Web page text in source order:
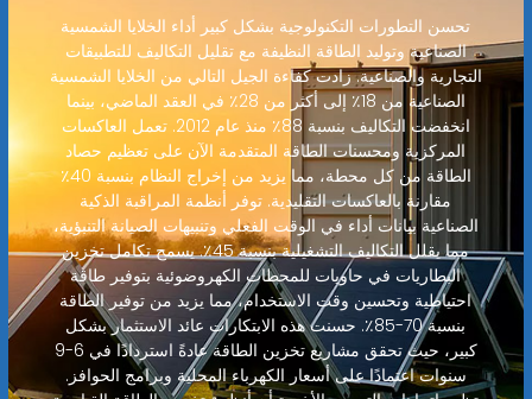
تحسن التطورات التكنولوجية بشكل كبير أداء الخلايا الشمسية
الصناعية وتوليد الطاقة النظيفة مع تقليل التكاليف للتطبيقات
التجارية والصناعية. زادت كفاءة الجيل التالي من الخلايا الشمسية
الصناعية من 18٪ إلى أكثر من 28٪ في العقد الماضي، بينما
انخفضت التكاليف بنسبة 88٪ منذ عام 2012. تعمل العاكسات
المركزية ومحسنات الطاقة المتقدمة الآن على تعظيم حصاد
الطاقة من كل محطة، مما يزيد من إخراج النظام بنسبة 40٪
مقارنة بالعاكسات التقليدية. توفر أنظمة المراقبة الذكية
الصناعية بيانات أداء في الوقت الفعلي وتنبيهات الصيانة التنبؤية،
مما يقلل التكاليف التشغيلية بنسبة 45٪. يسمح تكامل تخزين
البطاريات في حاويات للمحطات الكهروضوئية بتوفير طاقة
احتياطية وتحسين وقت الاستخدام، مما يزيد من توفير الطاقة
بنسبة 70-85٪. حسنت هذه الابتكارات عائد الاستثمار بشكل
كبير، حيث تحقق مشاريع تخزين الطاقة عادةً استردادًا في 6-9
سنوات اعتمادًا على أسعار الكهرباء المحلية وبرامج الحوافز.